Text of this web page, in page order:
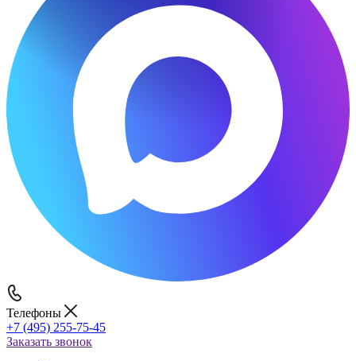
Телефоны
+7 (495) 255-75-45
Заказать звонок